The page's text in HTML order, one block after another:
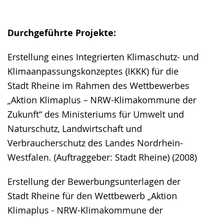
Durchgeführte Projekte:
Erstellung eines Integrierten Klimaschutz- und
Klimaanpassungskonzeptes (IKKK) für die
Stadt Rheine im Rahmen des Wettbewerbes
„Aktion Klimaplus – NRW-Klimakommune der
Zukunft“ des Ministeriums für Umwelt und
Naturschutz, Landwirtschaft und
Verbraucherschutz des Landes Nordrhein-
Westfalen. (Auftraggeber: Stadt Rheine) (2008)
Erstellung der Bewerbungsunterlagen der
Stadt Rheine für den Wettbewerb „Aktion
Klimaplus - NRW-Klimakommune der